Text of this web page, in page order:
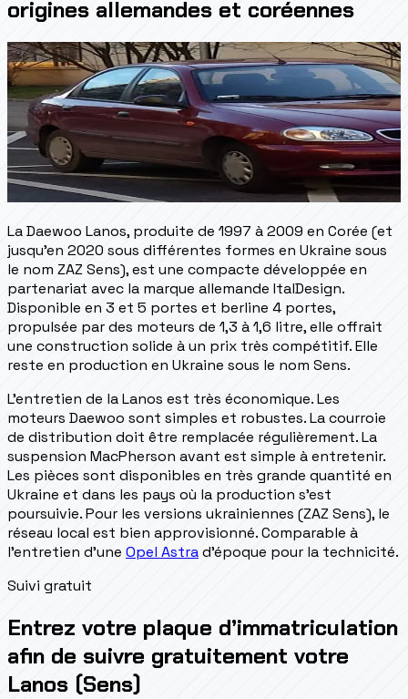
origines allemandes et coréennes
La Daewoo Lanos, produite de 1997 à 2009 en Corée (et
jusqu'en 2020 sous différentes formes en Ukraine sous
le nom ZAZ Sens), est une compacte développée en
partenariat avec la marque allemande ItalDesign.
Disponible en 3 et 5 portes et berline 4 portes,
propulsée par des moteurs de 1,3 à 1,6 litre, elle offrait
une construction solide à un prix très compétitif. Elle
reste en production en Ukraine sous le nom Sens.
L'entretien de la Lanos est très économique. Les
moteurs Daewoo sont simples et robustes. La courroie
de distribution doit être remplacée régulièrement. La
suspension MacPherson avant est simple à entretenir.
Les pièces sont disponibles en très grande quantité en
Ukraine et dans les pays où la production s'est
poursuivie. Pour les versions ukrainiennes (ZAZ Sens), le
réseau local est bien approvisionné. Comparable à
l'entretien d'une Opel Astrad'époque pour la technicité.
Suivi gratuit
Entrez votre plaque d’immatriculation
afin de suivre gratuitement votre
Lanos (Sens)